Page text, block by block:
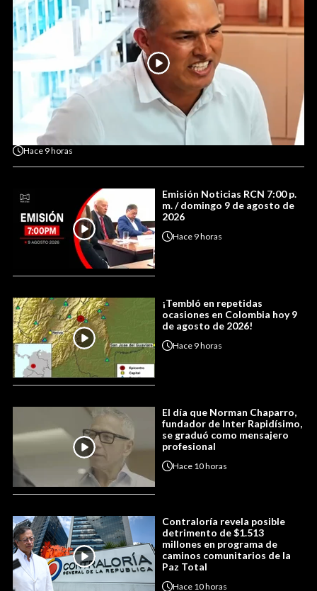
Hace 9 horas
Emisión Noticias RCN 7:00 p.
m. / domingo 9 de agosto de
2026
Hace 9 horas
¡Tembló en repetidas
ocasiones en Colombia hoy 9
de agosto de 2026!
Hace 9 horas
El día que Norman Chaparro,
fundador de Inter Rapidísimo,
se graduó como mensajero
profesional
Hace 10 horas
Contraloría revela posible
detrimento de $1.513
millones en programa de
caminos comunitarios de la
Paz Total
Hace 10 horas